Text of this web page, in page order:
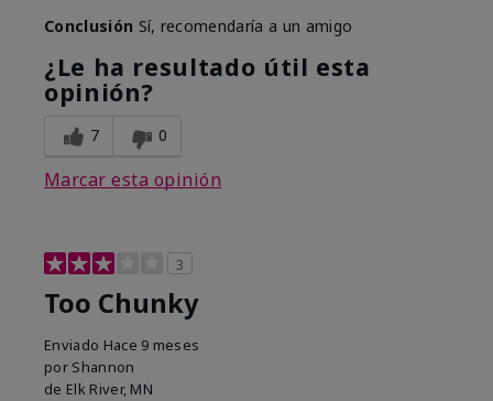
Conclusión Sí, recomendaría a un amigo
¿Le ha resultado útil esta
opinión?
7 0
Marcar esta opinión
3
Too Chunky
Enviado Hace 9 meses
por Shannon
de Elk River, MN